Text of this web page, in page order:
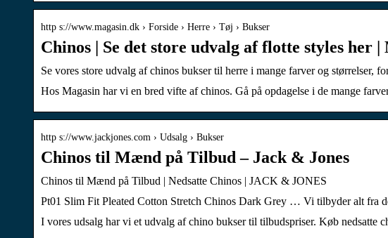
http s://www.magasin.dk › Forside › Herre › Tøj › Bukser
Chinos | Se det store udvalg af flotte styles her |
Se vores store udvalg af chinos bukser til herre i mange farver og størrelser,
Hos Magasin har vi en bred vifte af chinos. Gå på opdagelse i de mange
http s://www.jackjones.com › Udsalg › Bukser
Chinos til Mænd på Tilbud – Jack & Jones
Chinos til Mænd på Tilbud | Nedsatte Chinos | JACK & JONES
Pt01 Slim Fit Pleated Cotton Stretch Chinos Dark Grey … Vi tilbyder alt fra
I vores udsalg har vi et udvalg af chino bukser til tilbudspriser. Køb